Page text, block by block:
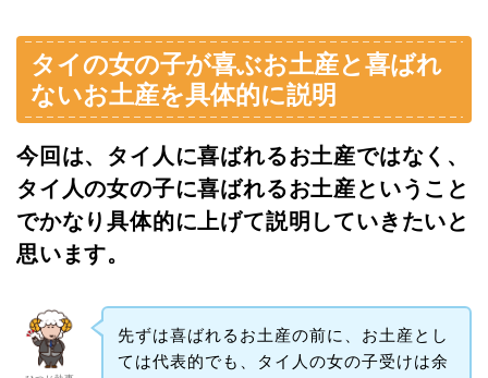
タイの女の子が喜ぶお土産と喜ばれ
ないお土産を具体的に説明
今回は、タイ人に喜ばれるお土産ではなく、
タイ人の女の子に喜ばれるお土産ということ
でかなり具体的に上げて説明していきたいと
思います。
先ずは喜ばれるお土産の前に、お土産とし
ては代表的でも、タイ人の女の子受けは余